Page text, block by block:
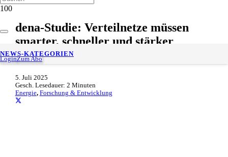
LoginZum Abo
NEWS-KATEGORIEN
dena-Studie: Verteilnetze müssen
smarter, schneller und stärker
werden
5. Juli 2025
Gesch. Lesedauer: 2 Minuten
Energie, Forschung & Entwicklung